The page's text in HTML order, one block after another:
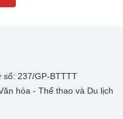
số: 237/GP-BTTTT
hóa - Thể thao và Du lịch